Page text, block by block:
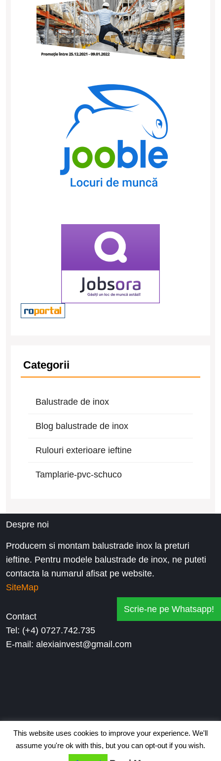
Categorii
Balustrade de inox
Blog balustrade de inox
Rulouri exterioare ieftine
Tamplarie-pvc-schuco
Despre noi
Producem si montam balustrade inox la preturi
ieftine. Pentru modele balustrade de inox, ne puteti
contacta la numarul afisat pe website.
SiteMap
Contact
Tel: (+4) 0727.742.735
E-mail: alexiainvest@gmail.com
This website uses cookies to improve your experience. We'll
assume you're ok with this, but you can opt-out if you wish.
Scrie-ne pe Whatsapp!